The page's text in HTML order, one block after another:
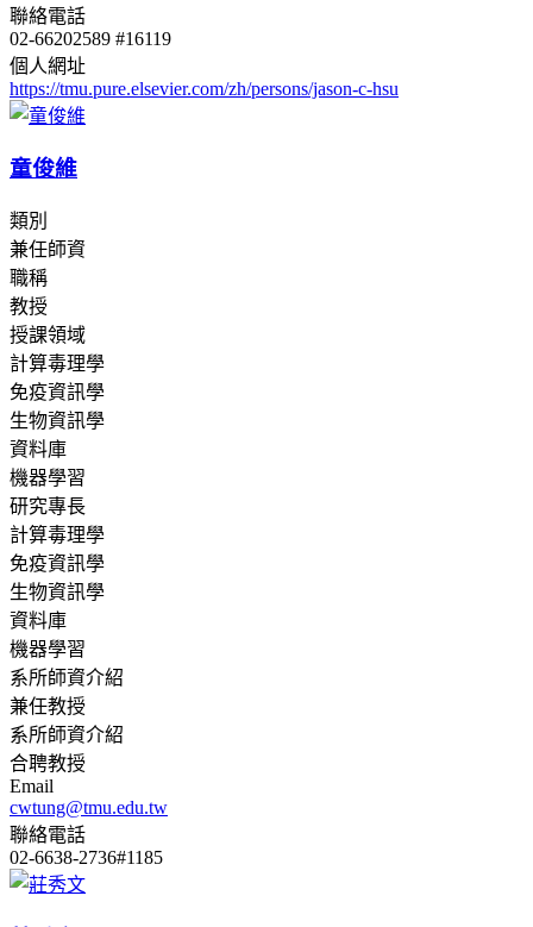
聯絡電話
02-66202589 #16119
個人網址
https://tmu.pure.elsevier.com/zh/persons/jason-c-hsu
童俊維
類別
兼任師資
職稱
教授
授課領域
計算毒理學
免疫資訊學
生物資訊學
資料庫
機器學習
研究專長
計算毒理學
免疫資訊學
生物資訊學
資料庫
機器學習
系所師資介紹
兼任教授
系所師資介紹
合聘教授
Email
cwtung@tmu.edu.tw
聯絡電話
02-6638-2736#1185